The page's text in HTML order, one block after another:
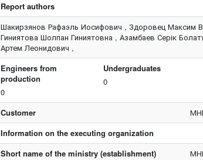
Report authors
Шакирзянов Рафаэль Иосифович , Здоровец Максим
Гиниятова Шолпан Гиниятовна , Азамбаев Серік
Артем Леонидович ,
Engineers from
production
0
Undergraduates
0
Customer
Information on the executing organization
Short name of the ministry (establishment)